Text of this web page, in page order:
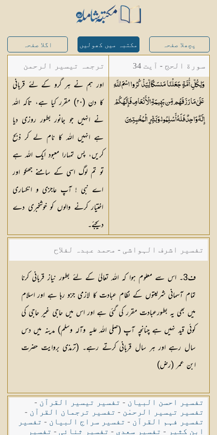
پچھلا صفحہ مکتبہ میں کھولیں اگلا صفحہ
سورة الحج - آیت 34
وَلِكُلِّ أُمَّةٍ جَعَلْنَا مَنسَكًا لِّيَذْكُرُوا اسْمَ اللَّهِ
عَلَىٰ مَا رَزَقَهُم مِّن بَهِيمَةِ الْأَنْعَامِ ۗ فَإِلَٰهُكُمْ
إِلَٰهٌ وَاحِدٌ فَلَهُ أَسْلِمُوا ۗ وَبَشِّرِ الْمُخْبِتِينَ
ترجمہ تیسیر الرحمن
لبیان القرآن - محمد
لقمان سلفی
اور ہم نے ہر گرو کے لئے قربانی
کا دن (٢٠) مقرر کیا ہے، تاکہ اللہ
نے انہیں جو جانور بطور روزی دیا
ہے انہیں اللہ کا نام لے کر ذبح
کریں، پس تمہارا معبود ایک اللہ ہے
تو تم لوگ اسی کے سامنے جھکو اور
اے نبی ! آپ عاجزی و انکساری
اختیار کرنے والوں کو خوشخبری دے
دیجئے۔
تفسیر اشرف الہواشی - محمد عبدہ لفلاح
ف3۔ اس سے معلوم ہوا کہ اللہ تعالیٰ کے لئے بطور نیاز قربانی کرنا
تمام آسمانی شریعتوں کے نظام عبادت کا لازمی جزو رہا ہے اور اسلام
میں بھی یہ بطورعبادت مقرر کی گئی ہے اور اس میں حاجی غیر حاجی کی
کوئی قید نہیں ہے چنانچہ آپ (صلی اللہ علیہ وآلہ وسلم) مدینہ میں دس
سال رہے اور ہر سال قربانی کرتے رہے۔ (ترمذی بروایت حضرت
ابن عمر (رض)
تفسیر احسن البیان - تفسیر تیسیر القرآن -
تفسیر تیسیر الرحمٰن - تفسیر ترجمان القرآن -
تفسیر فہم القرآن - تفسیر سراج البیان - تفسیر
ابن کثیر - تفسیر سعدی - تفسیر ثنائی - تفسیر